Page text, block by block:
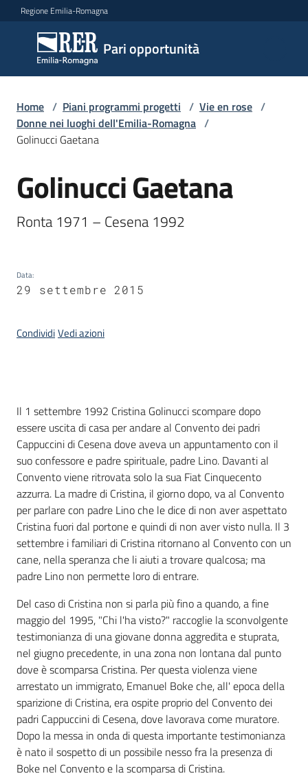
Vai al contenuto
Vai alla navigazione
Vai al footer
Regione Emilia-Romagna
Pari opportunità
Pari
opportunità
Argomenti
Novità
Servizi
Leggi
Atti
Piani
Seguici
su
Home / Piani programmi progetti / Vie en rose /
Donne nei luoghi dell'Emilia-Romagna /
Golinucci Gaetana
Salta al contenuto
Golinucci Gaetana
Ronta 1971 – Cesena 1992
Data:
29 settembre 2015
CondividiVedi azioni
Introduzione
Il 1 settembre 1992 Cristina Golinucci scompare dopo
essere uscita di casa per andare al Convento dei padri
Cappuccini di Cesena dove aveva un appuntamento con il
suo confessore e padre spirituale, padre Lino. Davanti al
Convento viene ritrovata solo la sua Fiat Cinquecento
azzurra. La madre di Cristina, il giorno dopo, va al Convento
per parlare con padre Lino che le dice di non aver aspettato
Cristina fuori dal portone e quindi di non aver visto nulla. Il 3
settembre i familiari di Cristina ritornano al Convento con un
cane, nella speranza che li aiuti a trovare qualcosa; ma
padre Lino non permette loro di entrare.
Del caso di Cristina non si parla più fino a quando, a fine
maggio del 1995, "Chi l'ha visto?" raccoglie la sconvolgente
testimonianza di una giovane donna aggredita e stuprata,
nel giugno precedente, in una zona non lontana dal punto
dove è scomparsa Cristina. Per questa violenza viene
arrestato un immigrato, Emanuel Boke che, all' epoca della
sparizione di Cristina, era ospite proprio del Convento dei
padri Cappuccini di Cesena, dove lavorava come muratore.
Dopo la messa in onda di questa importante testimonianza
è nato il sospetto di un possibile nesso fra la presenza di
Boke nel Convento e la scomparsa di Cristina.